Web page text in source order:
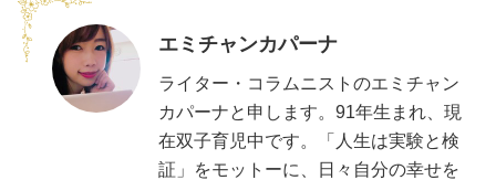
エミチャンカパーナ
ライター・コラムニストのエミチャン
カパーナと申します。91年生まれ、現
在双子育児中です。「人生は実験と検
証」をモットーに、日々自分の幸せを